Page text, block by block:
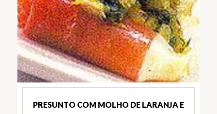
PRESUNTO COM MOLHO DE LARANJA E